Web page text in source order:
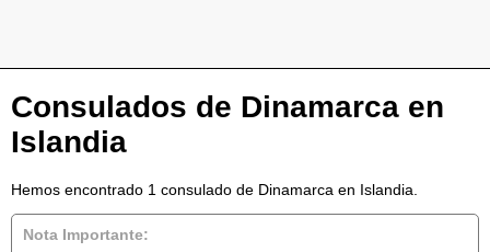
Consulados de Dinamarca en
Islandia
Hemos encontrado 1 consulado de Dinamarca en Islandia.
Nota Importante: